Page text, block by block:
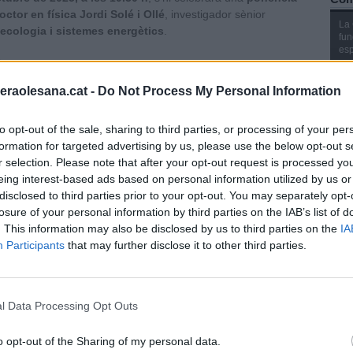
- Do Not Process My Personal Information
opt-out of the sale, sharing to third parties, or processing of your
for targeted advertising by us, please use the below opt-out
selection. Please note that after your opt-out request is processed
interest-based ads based on personal information utilized by us
to third parties prior to your opt-out. You may separately
of your personal information by third parties on the IAB’s list of
This information may also be disclosed by us to third parties on the
Participants that may further disclose it to other third parties.
Data Processing Opt Outs
opt-out of the Sharing of my personal data.
en física Jordi Solé i Ollé , investigador sènior
i sistemes energètics
Olesana, vol contribuir a la reflexió col·lectiva sobre els
sobre la necessitat d’impulsar models energètics i socials
Olesana reafirma el seu compromís amb laeducació
formen part del seu projecte cooperatiu i del seu vincle amb
La